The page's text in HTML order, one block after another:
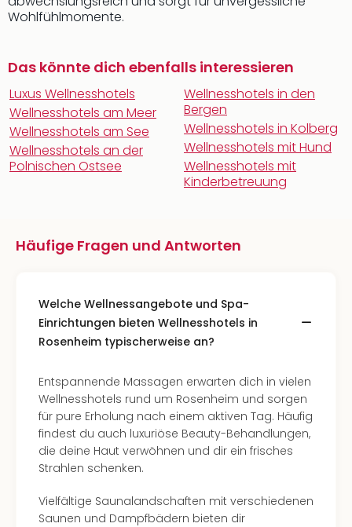
Wohlfühlmomente.
Das könnte dich ebenfalls interessieren
Luxus Wellnesshotels
Wellnesshotels am Meer
Wellnesshotels am See
Wellnesshotels an der
Polnischen Ostsee
Wellnesshotels in den
Bergen
Wellnesshotels in Kolberg
Wellnesshotels mit Hund
Wellnesshotels mit
Kinderbetreuung
Häufige Fragen und Antworten
Welche Wellnessangebote und Spa-
Einrichtungen bieten Wellnesshotels in
Rosenheim typischerweise an?
Entspannende Massagen erwarten dich in vielen
Wellnesshotels rund um Rosenheim und sorgen
für pure Erholung nach einem aktiven Tag. Häufig
findest du auch luxuriöse Beauty-Behandlungen,
die deine Haut verwöhnen und dir ein frisches
Strahlen schenken.
Vielfältige Saunalandschaften mit verschiedenen
Saunen und Dampfbädern bieten dir